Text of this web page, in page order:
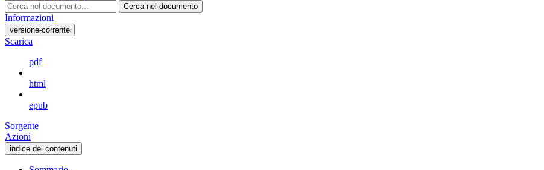
Cerca nel documento
Informazioni
versione-corrente
Scarica
pdf
html
epub
Sorgente
Azioni
indice dei contenuti